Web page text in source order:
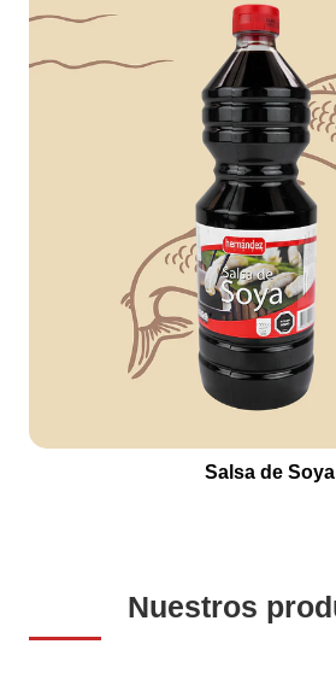
Salsa de Soya
Nuestros